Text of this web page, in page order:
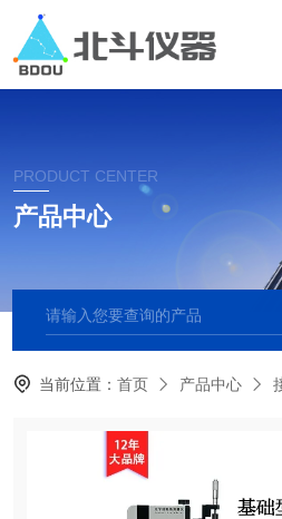
PRODUCT CENTER
产品中心
当前位置：首页 产品中心